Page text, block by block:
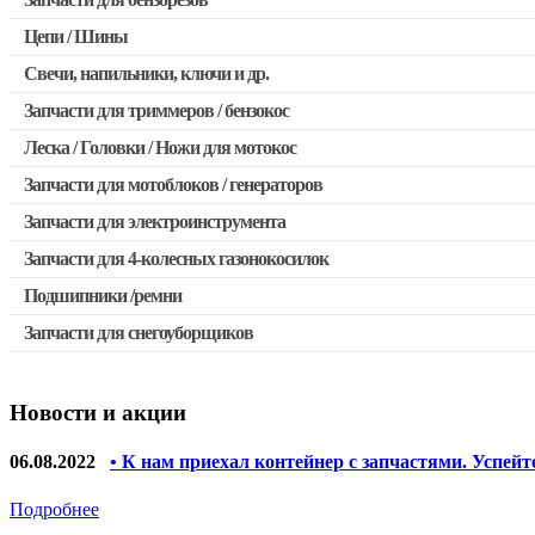
Запчасти для бензопил Husqvarna, Partner
Запчасти для Китайских бензопил
Запчасти для бензопил Oleo-mac, Echo и др.
Цепи / Шины
Свечи, напильники, ключи и др.
Запчасти для триммеров / бензокос
Запчасти для Китайских триммеров
Запчасти для мотокос Stihl / Husqvarna / Oleo-mac / Echo и
Леска / Головки / Ножи для мотокос
Запчасти для мотоблоков / генераторов
Запчасти для электроинструмента
Двигатели, редукторы для шуруповертов
Выключатели, переключатели
Запчасти для перфораторов и отбойных молотков
Якоря, статоры
Запчасти для электроинструмента другие
Запчасти для 4-колесных газонокосилок
Подшипники /ремни
Запчасти для снегоуборщиков
Новости и акции
06.08.2022 • К нам приехал контейнер с запчастями.
Подробнее